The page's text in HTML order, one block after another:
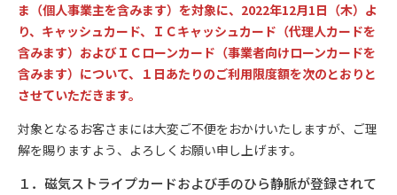
ま（個人事業主を含みます）を対象に、2022年12月1日（木）よ
り、キャッシュカード、ＩＣキャッシュカード（代理人カードを
含みます）およびＩＣローンカード（事業者向けローンカードを
含みます）について、１日あたりのご利用限度額を次のとおりと
させていただきます。
対象となるお客さまには大変ご不便をおかけいたしますが、ご理
解を賜りますよう、よろしくお願い申し上げます。
１．磁気ストライプカードおよび手のひら静脈が登録されて